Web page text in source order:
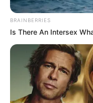
BRAINBERRIES
Is There An Intersex